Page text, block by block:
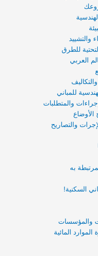
والتشييد
للطرق
العربي
للمباني
والمتطلبات
والتصاريح
به
السكنية!
والمؤسسات
المائية